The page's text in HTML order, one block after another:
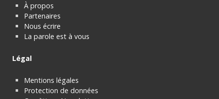
À propos
Partenaires
Nous écrire
La parole est à vous
Légal
Mentions légales
Protection de données